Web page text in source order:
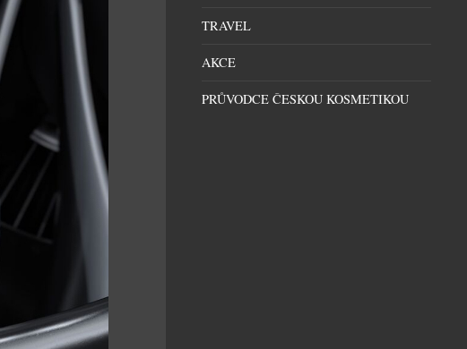
TRAVEL
AKCE
PRŮVODCE ČESKOU KOSMETIKOU